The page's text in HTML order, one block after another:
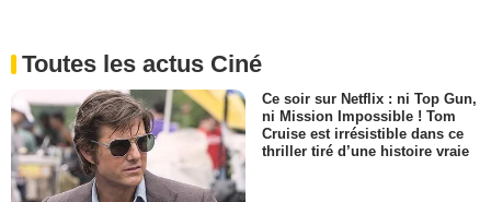
Toutes les actus Ciné
Ce soir sur Netflix : ni Top Gun,
ni Mission Impossible ! Tom
Cruise est irrésistible dans ce
thriller tiré d’une histoire vraie